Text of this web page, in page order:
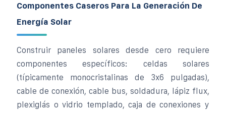
Componentes Caseros Para La Generación De
Energía Solar
Construir paneles solares desde cero requiere
componentes específicos: celdas solares
(típicamente monocristalinas de 3x6 pulgadas),
cable de conexión, cable bus, soldadura, lápiz flux,
plexiglás o vidrio templado, caja de conexiones y